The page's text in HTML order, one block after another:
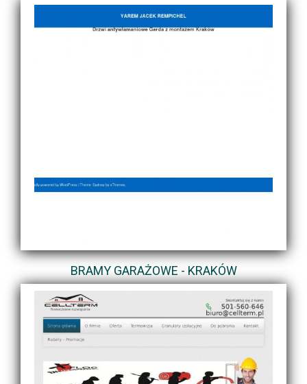
BRAMY GARAŻOWE - KRAKÓW